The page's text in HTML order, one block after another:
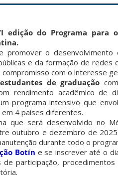
edição do Programa para
promover o
e da formação de redes
com o interesse
estudantes de graduação
rendimento acadêmico de
programa intensivo que
4 países diferentes.
que será desenvolvido no
outubro e dezembro de
durante todo o
Botín e se inscrever até o
participação,